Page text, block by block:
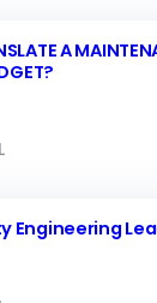
A
Engineering